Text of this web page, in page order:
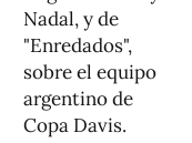
Nadal, y de
"Enredados",
sobre el equipo
argentino de
Copa Davis.